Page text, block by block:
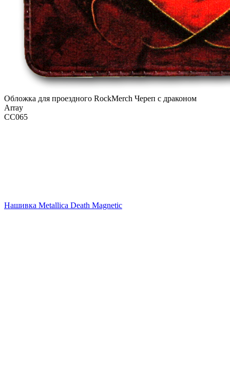
Обложка для проездного RockMerch Череп с драконом
Array
CC065
Нашивка Metallica Death Magnetic